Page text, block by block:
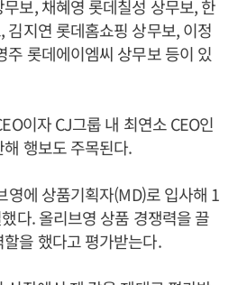
보, 채혜영 롯데칠성 상무보, 한
김지연 롯데홈쇼핑 상무보, 이정
주 롯데에이엠씨 상무보 등이 있
이자 CJ그룹 내 최연소 CEO인
행보도 주목된다.
영에 상품기획자(MD)로 입사해 1
다. 올리브영 상품 경쟁력을 끌
을 했다고 평가받는다.